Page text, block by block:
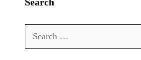
Search
for: